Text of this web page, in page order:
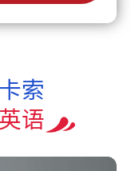
索
语